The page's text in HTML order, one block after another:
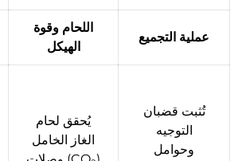
عملية التجميع
اللحام وقوة
الهيكل
تُثبت قضبان
التوجيه
وحوامل
يُحقق لحام
الغاز الخامل